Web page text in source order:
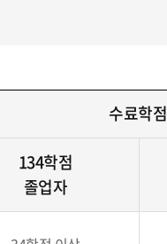
수료학점
134학점
졸업자